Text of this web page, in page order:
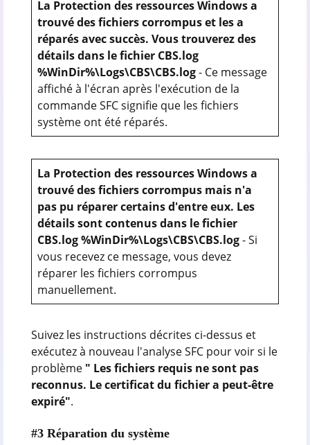
La Protection des ressources Windows a
trouvé des fichiers corrompus et les a
réparés avec succès. Vous trouverez des
détails dans le fichier CBS.log
%WinDir%\Logs\CBS\CBS.log- Ce message
affiché à l'écran après l'exécution de la
commande SFC signifie que les fichiers
système ont été réparés.
La Protection des ressources Windows a
trouvé des fichiers corrompus mais n'a
pas pu réparer certains d'entre eux. Les
détails sont contenus dans le fichier
CBS.log %WinDir%\Logs\CBS\CBS.log- Si
vous recevez ce message, vous devez
réparer les fichiers corrompus
manuellement.
Suivez les instructions décrites ci-dessus et
exécutez à nouveau l'analyse SFC pour voir si le
problème " Les fichiers requis ne sont pas
reconnus. Le certificat du fichier a peut-être
expiré".
#3 Réparation du système